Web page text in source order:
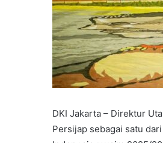
DKI Jakarta – Direktur
Persijap sebagai satu